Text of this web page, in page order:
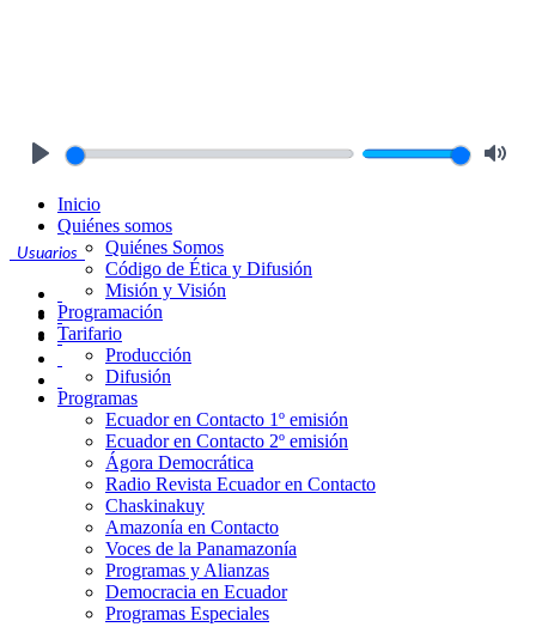
Usuarios
Inicio
Quiénes somos
Quiénes Somos
Código de Ética y Difusión
Misión y Visión
Programación
Tarifario
Producción
Difusión
Programas
Ecuador en Contacto 1º emisión
Ecuador en Contacto 2º emisión
Ágora Democrática
Radio Revista Ecuador en Contacto
Chaskinakuy
Amazonía en Contacto
Voces de la Panamazonía
Programas y Alianzas
Democracia en Ecuador
Programas Especiales